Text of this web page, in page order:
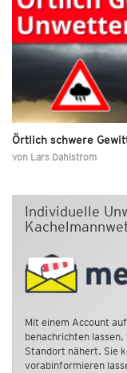
Örtlich schwere
von Lars Dahlstrom
Individuelle
Mit einem Account
benachrichten
Standort nähert. Sie
vorabinformieren